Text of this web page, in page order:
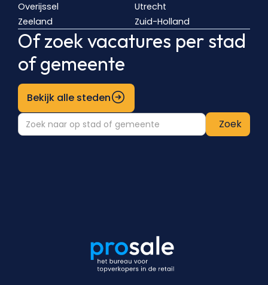
Overijssel
Utrecht
Zeeland
Zuid-Holland
Of zoek vacatures per stad
of gemeente
Bekijk alle steden